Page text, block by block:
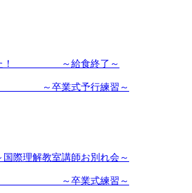
した！ ～給食終了～
式予行練習～
際理解教室講師お別れ会～
・・ ～卒業式練習～